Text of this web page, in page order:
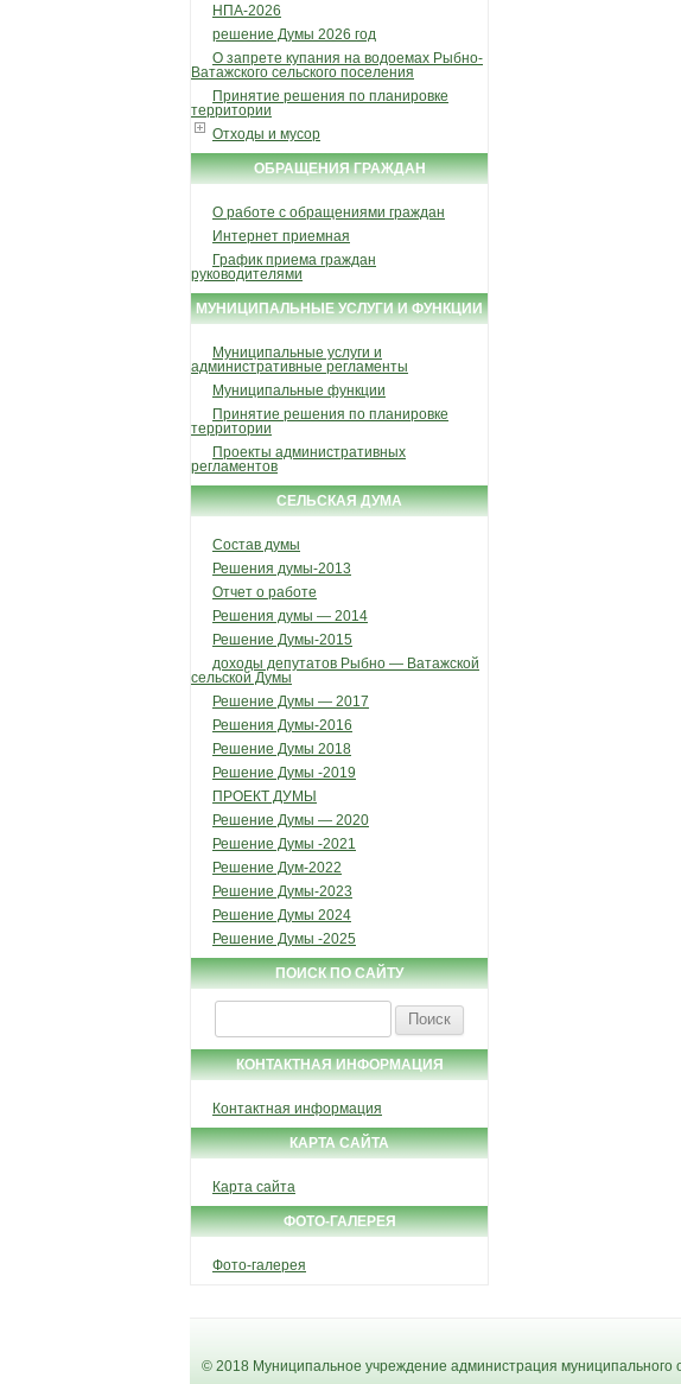
НПА-2026
решение Думы 2026 год
О запрете купания на водоемах Рыбно-
Ватажского сельского поселения
Принятие решения по планировке
территории
Отходы и мусор
ОБРАЩЕНИЯ ГРАЖДАН
О работе с обращениями граждан
Интернет приемная
График приема граждан
руководителями
МУНИЦИПАЛЬНЫЕ УСЛУГИ И ФУНКЦИИ
Муниципальные услуги и
административные регламенты
Муниципальные функции
Принятие решения по планировке
территории
Проекты административных
регламентов
СЕЛЬСКАЯ ДУМА
Состав думы
Решения думы-2013
Отчет о работе
Решения думы — 2014
Решение Думы-2015
доходы депутатов Рыбно — Ватажской
сельской Думы
Решение Думы — 2017
Решения Думы-2016
Решение Думы 2018
Решение Думы -2019
ПРОЕКТ ДУМЫ
Решение Думы — 2020
Решение Думы -2021
Решение Дум-2022
Решение Думы-2023
Решение Думы 2024
Решение Думы -2025
ПОИСК ПО САЙТУ
КОНТАКТНАЯ ИНФОРМАЦИЯ
Контактная информация
КАРТА САЙТА
Карта сайта
ФОТО-ГАЛЕРЕЯ
Фото-галерея
© 2018 Муниципальное учреждение администрация муниципального